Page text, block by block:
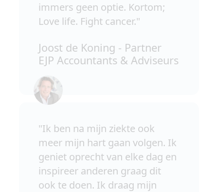
immers geen optie. Kortom;
Love life. Fight cancer."
Joost de Koning - Partner
EJP Accountants & Adviseurs
"Ik ben na mijn ziekte ook
meer mijn hart gaan volgen. Ik
geniet oprecht van elke dag en
inspireer anderen graag dit
ook te doen. Ik draag mijn